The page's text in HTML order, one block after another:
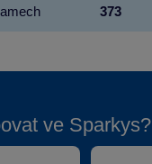
373
ve Sparkys?